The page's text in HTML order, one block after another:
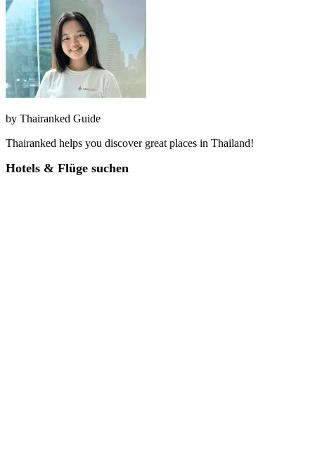
by Thairanked Guide
Thairanked helps you discover great places in Thailand!
Hotels & Flüge suchen